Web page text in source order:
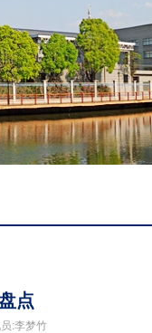
点
:李梦竹